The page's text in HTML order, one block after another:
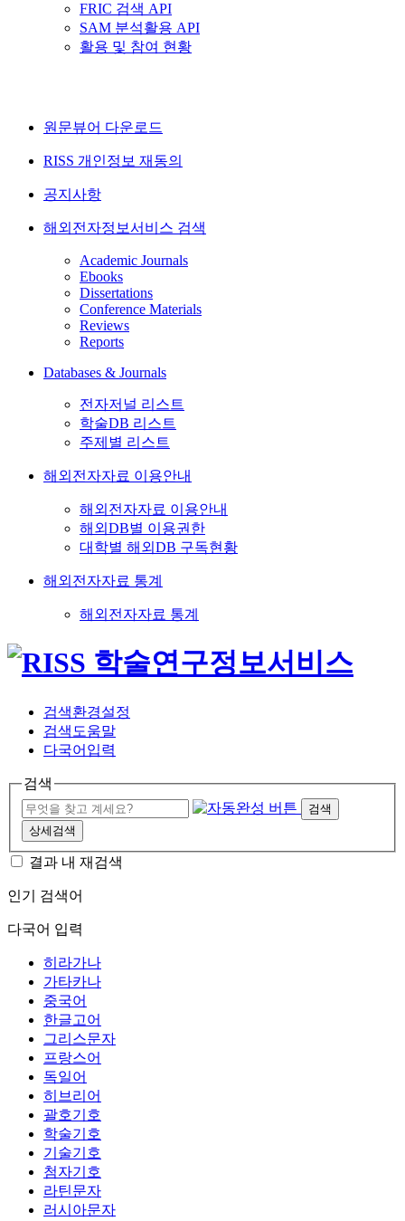
FRIC 검색 API
SAM 분석활용 API
활용 및 참여 현황
원문뷰어 다운로드
RISS 개인정보 재동의
공지사항
해외전자정보서비스 검색
Academic Journals
Ebooks
Dissertations
Conference Materials
Reviews
Reports
Databases & Journals
전자저널 리스트
학술DB 리스트
주제별 리스트
해외전자자료 이용안내
해외전자자료 이용안내
해외DB별 이용권한
대학별 해외DB 구독현황
해외전자자료 통계
해외전자자료 통계
검색환경설정
검색도움말
다국어입력
검색
검색
상세검색
결과 내 재검색
인기 검색어
다국어 입력
히라가나
가타카나
중국어
한글고어
그리스문자
프랑스어
독일어
히브리어
괄호기호
학술기호
기술기호
첨자기호
라틴문자
러시아문자